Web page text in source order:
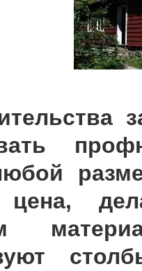
цена,